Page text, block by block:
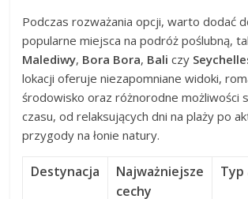
Podczas rozważania opcji, warto dodać
popularne miejsca na podróż poślubną,
Malediwy, Bora Bora, Bali czy
lokacji oferuje niezapomniane widoki,
środowisko oraz różnorodne możliwości
czasu, od relaksujących dni na plaży po
przygody na łonie natury.
Destynacja
Najważniejsze
cechy
Typ